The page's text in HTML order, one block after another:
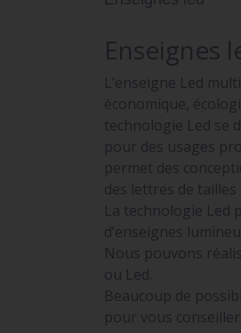
Enseignes
L’enseigne Led
économique,
technologie Led se
pour des usages
permet des
des lettres de tailles
La technologie Led
d’enseignes
Nous pouvons
ou Led.
Beaucoup de
pour vous